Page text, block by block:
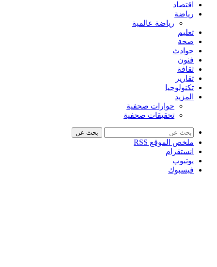
اقتصاد
رياضة
رياضة عالمية
تعليم
صحة
حوادث
فنون
ثقافة
تقارير
تكنولوجيا
المزيد
حوارات صحفية
تحقيقات صحفية
بحث عن
ملخص الموقع RSS
انستقرام
يوتيوب
فيسبوك